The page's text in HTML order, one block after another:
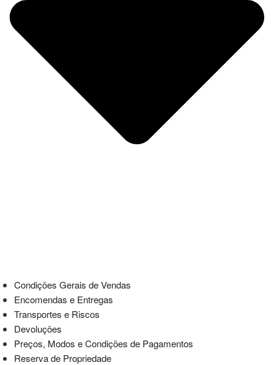
Condições Gerais de Vendas
Encomendas e Entregas
Transportes e Riscos
Devoluções
Preços, Modos e Condições de Pagamentos
Reserva de Propriedade